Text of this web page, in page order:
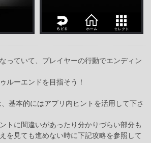
っていて、プレイヤーの行動でエンディン
ルーエンドを目指そう！
基本的にはアプリ内ヒントを活用して下さ
トに間違いがあったり分かりづらい部分も
を見ても進めない時に下記攻略を参照して